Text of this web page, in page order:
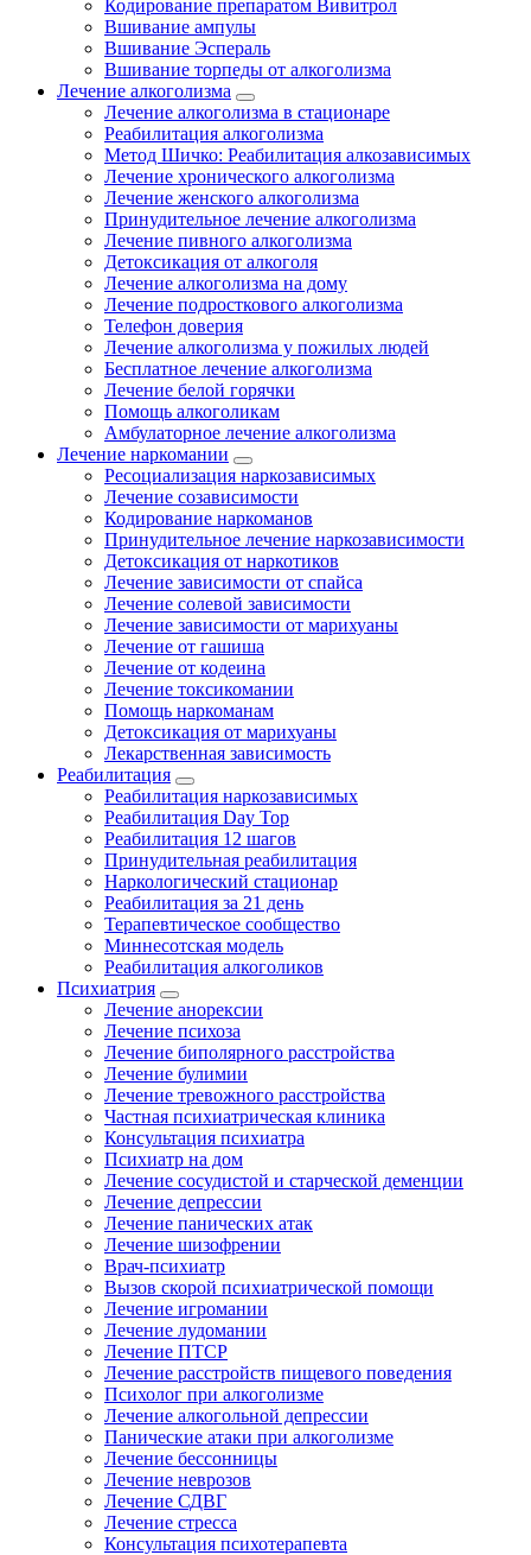
Кодирование препаратом Вивитрол
Вшивание ампулы
Вшивание Эспераль
Вшивание торпеды от алкоголизма
Лечение алкоголизма
Лечение алкоголизма в стационаре
Реабилитация алкоголизма
Метод Шичко: Реабилитация алкозависимых
Лечение хронического алкоголизма
Лечение женского алкоголизма
Принудительное лечение алкоголизма
Лечение пивного алкоголизма
Детоксикация от алкоголя
Лечение алкоголизма на дому
Лечение подросткового алкоголизма
Телефон доверия
Лечение алкоголизма у пожилых людей
Бесплатное лечение алкоголизма
Лечение белой горячки
Помощь алкоголикам
Амбулаторное лечение алкоголизма
Лечение наркомании
Ресоциализация наркозависимых
Лечение созависимости
Кодирование наркоманов
Принудительное лечение наркозависимости
Детоксикация от наркотиков
Лечение зависимости от спайса
Лечение солевой зависимости
Лечение зависимости от марихуаны
Лечение от гашиша
Лечение от кодеина
Лечение токсикомании
Помощь наркоманам
Детоксикация от марихуаны
Лекарственная зависимость
Реабилитация
Реабилитация наркозависимых
Реабилитация Day Top
Реабилитация 12 шагов
Принудительная реабилитация
Наркологический стационар
Реабилитация за 21 день
Терапевтическое сообщество
Миннесотская модель
Реабилитация алкоголиков
Психиатрия
Лечение анорексии
Лечение психоза
Лечение биполярного расстройства
Лечение булимии
Лечение тревожного расстройства
Частная психиатрическая клиника
Консультация психиатра
Психиатр на дом
Лечение сосудистой и старческой деменции
Лечение депрессии
Лечение панических атак
Лечение шизофрении
Врач-психиатр
Вызов скорой психиатрической помощи
Лечение игромании
Лечение лудомании
Лечение ПТСР
Лечение расстройств пищевого поведения
Психолог при алкоголизме
Лечение алкогольной депрессии
Панические атаки при алкоголизме
Лечение бессонницы
Лечение неврозов
Лечение СДВГ
Лечение стресса
Консультация психотерапевта